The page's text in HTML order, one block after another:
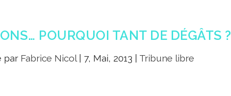
POURQUOI TANT DE DÉGÂTS ?
par Fabrice Nicol| 7, Mai, 2013 Tribune libre